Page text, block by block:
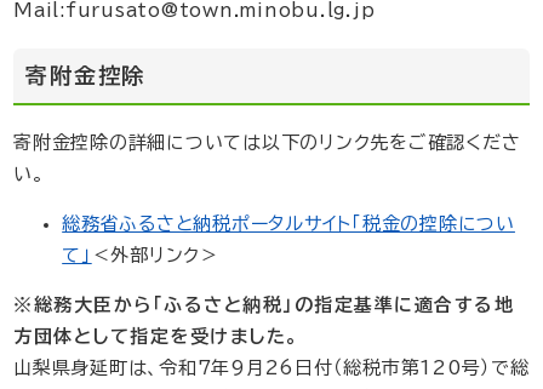
Mail:furusato@town.minobu.lg.jp
寄附金控除
寄附金控除の詳細については以下のリンク先をご確認くださ
い。
総務省ふるさと納税ポータルサイト「税金の控除につい
て」 ＜外部リンク＞
※総務大臣から「ふるさと納税」の指定基準に適合する地
方団体として指定を受けました。
山梨県身延町は、令和7年9月26日付（総税市第120号）で総